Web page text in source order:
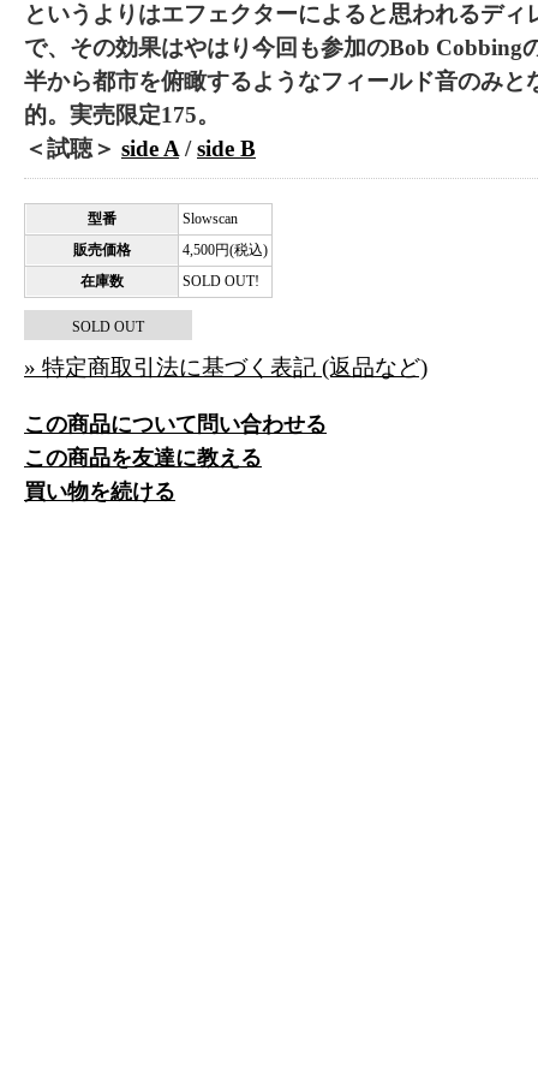
というよりはエフェクターによると思われるディ
で、その効果はやはり今回も参加のBob Cobbing
半から都市を俯瞰するようなフィールド音のみと
的。実売限定175。
＜試聴＞ side A /side B
型番
Slowscan
販売価格
4,500円(税込)
在庫数
SOLD OUT!
SOLD OUT
» 特定商取引法に基づく表記 (返品など)
この商品について問い合わせる
この商品を友達に教える
買い物を続ける